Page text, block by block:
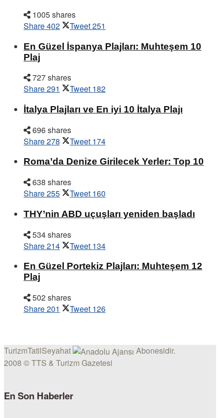
1005 shares
Share402 Tweet251
En Güzel İspanya Plajları: Muhteşem 10
Plaj
727 shares
Share291 Tweet 182
İtalya Plajları ve En iyi 10 İtalya Plajı
696 shares
Share278 Tweet 174
Roma’da Denize Girilecek Yerler: Top 10
638 shares
Share255 Tweet 160
THY’nin ABD uçuşları yeniden başladı
534 shares
Share214 Tweet 134
En Güzel Portekiz Plajları: Muhteşem 12
Plaj
502 shares
Share201 Tweet 126
TurizmTatilSeyahat
Abonesidir.
2008 © TTS & Turizm Gazetesi
En Son Haberler